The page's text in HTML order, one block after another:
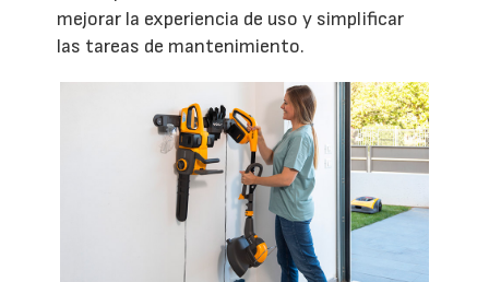
mejorar la experiencia de uso y simplificar
las tareas de mantenimiento.